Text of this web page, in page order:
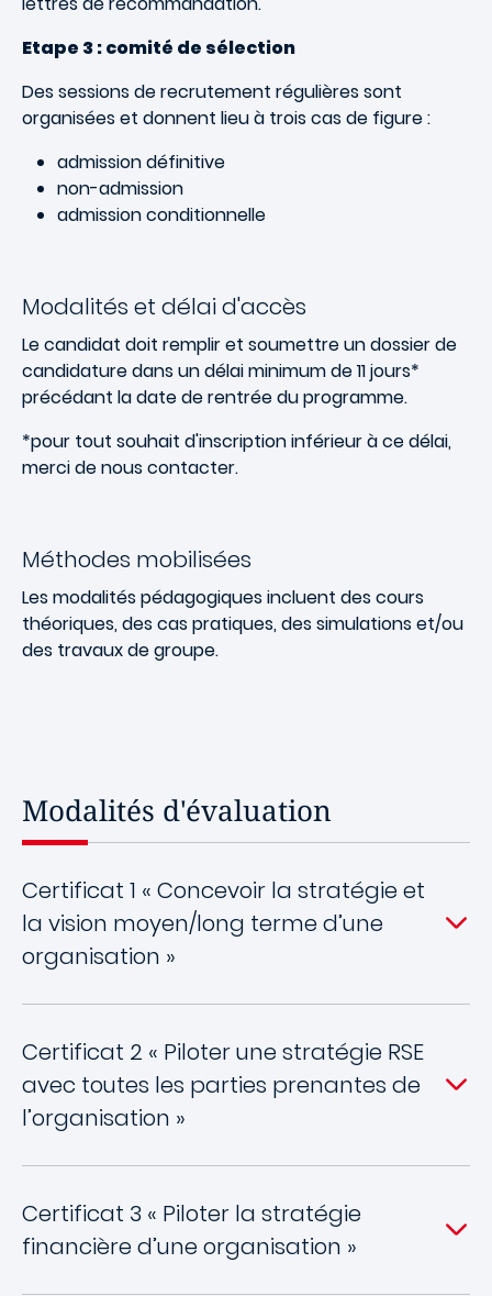
Etape 3 : comité de sélection
Des sessions de recrutement régulières sont
organisées et donnent lieu à trois cas de figure :
admission définitive
non-admission
admission conditionnelle
Modalités et délai d'accès
Le candidat doit remplir et soumettre un dossier de
candidature dans un délai minimum de 11 jours*
précédant la date de rentrée du programme.
*pour tout souhait d'inscription inférieur à ce délai,
merci de nous contacter.
Méthodes mobilisées
Les modalités pédagogiques incluent des cours
théoriques, des cas pratiques, des simulations et/ou
des travaux de groupe.
Modalités d'évaluation
Certificat 1 « Concevoir la stratégie et
la vision moyen/long terme d’une
organisation »
Certificat 2 « Piloter une stratégie RSE
avec toutes les parties prenantes de
l’organisation »
Certificat 3 « Piloter la stratégie
financière d’une organisation »